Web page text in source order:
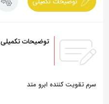
توضیحات تکمیلی
سرم تقویت کننده ابرو متد